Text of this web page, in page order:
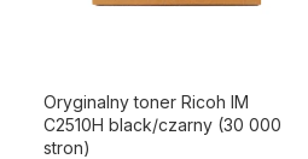
Oryginalny toner Ricoh IM
C2510H black/czarny (30 000
stron)